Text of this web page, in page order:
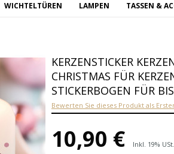
WICHTELTÜREN LAMPEN TASSEN &
KERZENSTICKER
CHRISTMAS FÜR
STICKERBOGEN FÜR
Bewerten Sie dieses Produkt als
10,90 €
Inkl. 19% USt.